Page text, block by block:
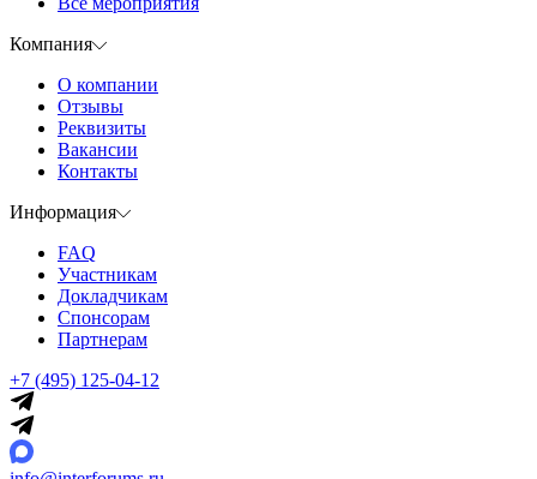
Компания
О компании
Отзывы
Реквизиты
Вакансии
Контакты
Информация
FAQ
Участникам
Докладчикам
Спонсорам
Партнерам
+7 (495) 125-04-12